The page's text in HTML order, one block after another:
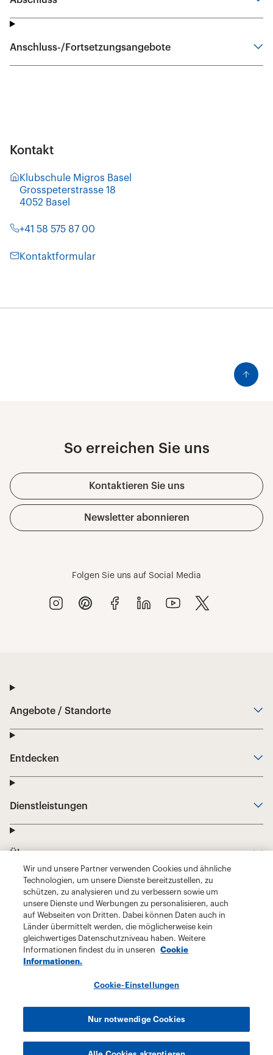
Wir und unsere Partner verwenden Cookies und ähnliche
Technologien, um unsere Dienste bereitzustellen, zu
schützen, zu analysieren und zu verbessern sowie um
unsere Dienste und Werbungen zu personalisieren, auch
auf Webseiten von Dritten. Dabei können Daten auch in
Länder übermittelt werden, die möglicherweise kein
gleichwertiges Datenschutzniveau haben. Weitere
Informationen findest du in unseren
Cookie
Informationen.
Cookie-Einstellungen
Nur notwendige Cookies